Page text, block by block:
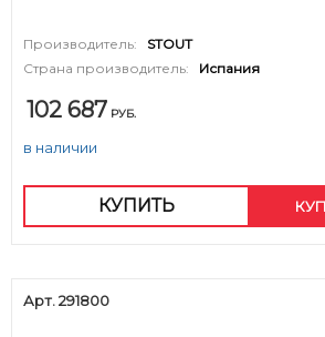
Производитель:
STOUT
Страна производитель:
Испания
102 687 РУБ.
в наличии
КУПИТЬ
Арт. 291800